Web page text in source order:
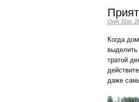
Окт 31st,
Когда
выделить
тратой
даже